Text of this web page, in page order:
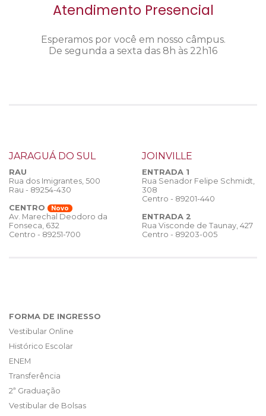
Atendimento Presencial
Esperamos por você em nosso câmpus.
De segunda a sexta das 8h às 22h16
JARAGUÁ DO SUL
RAU
Rua dos Imigrantes, 500
Rau - 89254-430
CENTRO
Novo
Av. Marechal Deodoro da
Fonseca, 632
Centro - 89251-700
JOINVILLE
ENTRADA 1
Rua Senador Felipe Schmidt,
308
Centro - 89201-440
ENTRADA 2
Rua Visconde de Taunay, 427
Centro - 89203-005
FORMA DE INGRESSO
Vestibular Online
Histórico Escolar
ENEM
Transferência
2ª Graduação
Vestibular de Bolsas